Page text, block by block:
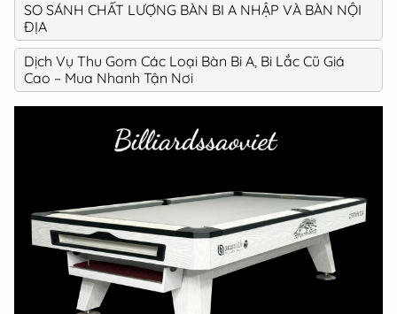
SO SÁNH CHẤT LƯỢNG BÀN BI A NHẬP VÀ BÀN NỘI
ĐỊA
Dịch Vụ Thu Gom Các Loại Bàn Bi A, Bi Lắc Cũ Giá
Cao – Mua Nhanh Tận Nơi